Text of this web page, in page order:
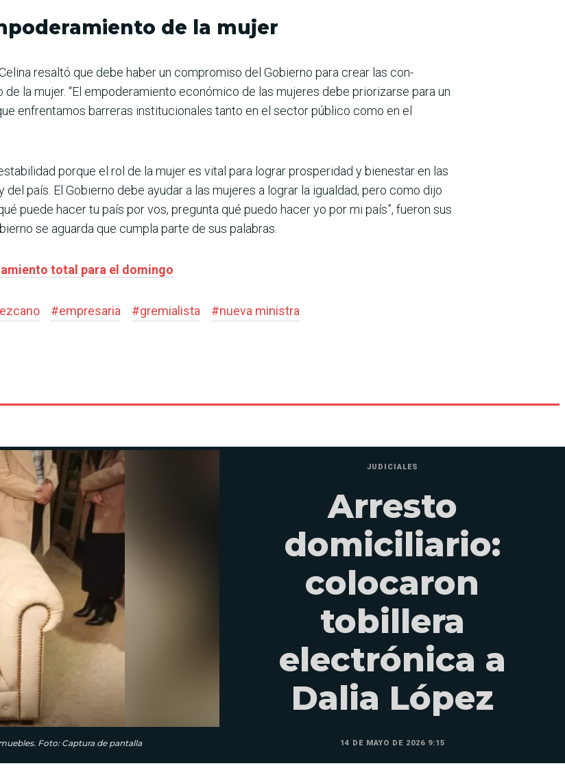
de la mujer
resaltó que debe haber un compromiso del Gobierno para crear las con­
la mujer. “El empoderamiento econó­mico de las mujeres debe prio­rizarse para un
enfrentamos barre­ras institucionales tanto en el sector público como en el
porque el rol de la mujer es vital para lograr prosperidad y bienestar en las
país. El Gobierno debe ayudar a las mujeres a lograr la igual­dad, pero como dijo
puede hacer tu país por vos, pregunta qué puedo hacer yo por mi país”, fueron sus
se aguarda que cumpla parte de sus palabras.
total para el domingo
#empresaria #gremialista #nueva ministra
Foto: Captura de pantalla
JUDICIALES
Arresto
domiciliario:
colocaron
tobillera
electrónica a
Dalia López
14 DE MAYO DE 2026 9:15